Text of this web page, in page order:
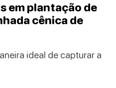
em plantação de
cênica de
ideal de capturar a